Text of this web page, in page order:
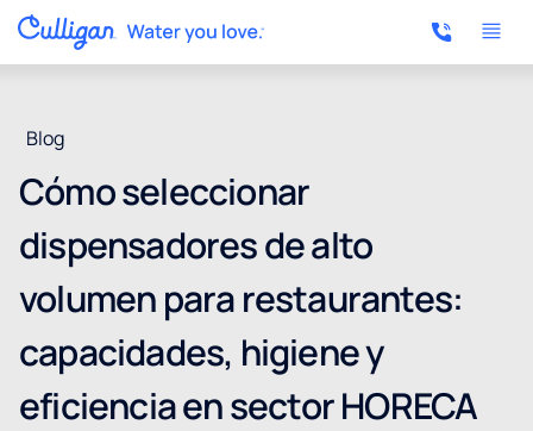
Blog
Cómo seleccionar
dispensadores de alto
volumen para restaurantes:
capacidades, higiene y
eficiencia en sector HORECA